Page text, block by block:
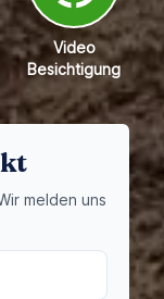
Video
Besichtigung
melden uns